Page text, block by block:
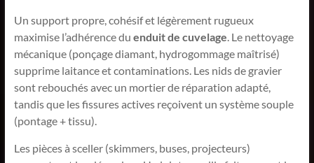
Un support propre, cohésif et légèrement rugueux
maximise l’adhérence du enduit de cuvelage. Le nettoyage
mécanique (ponçage diamant, hydrogommage maîtrisé)
supprime laitance et contaminations. Les nids de gravier
sont rebouchés avec un mortier de réparation adapté,
tandis que les fissures actives reçoivent un système souple
(pontage + tissu).
Les pièces à sceller (skimmers, buses, projecteurs)